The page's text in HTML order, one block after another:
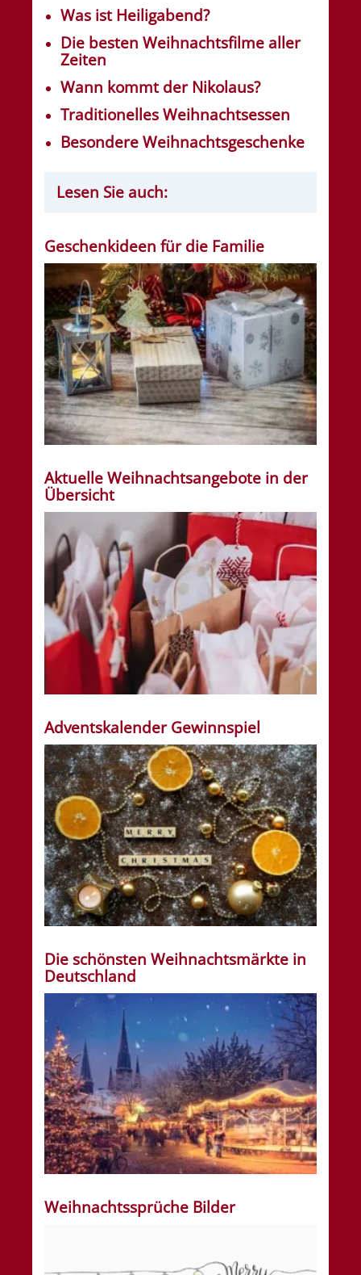
Was ist Heiligabend?
Die besten Weihnachtsfilme aller
Zeiten
Wann kommt der Nikolaus?
Traditionelles Weihnachtsessen
Besondere Weihnachtsgeschenke
Lesen Sie auch:
Geschenkideen für die Familie
Aktuelle Weihnachtsangebote in der
Übersicht
Adventskalender Gewinnspiel
Die schönsten Weihnachtsmärkte in
Deutschland
Weihnachtssprüche Bilder